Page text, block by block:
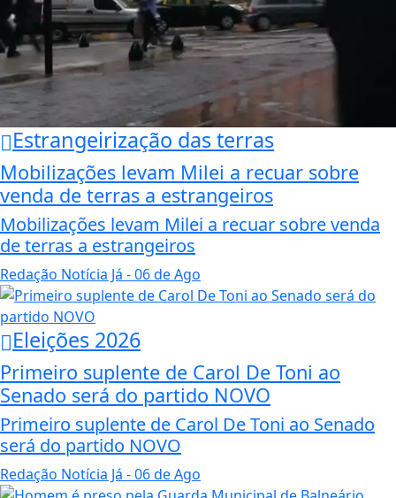
Estrangeirização das terras
Mobilizações levam Milei a recuar sobre
venda de terras a estrangeiros
Mobilizações levam Milei a recuar sobre venda
de terras a estrangeiros
Redação Notícia Já - 06 de Ago
Eleições 2026
Primeiro suplente de Carol De Toni ao
Senado será do partido NOVO
Primeiro suplente de Carol De Toni ao Senado
será do partido NOVO
Redação Notícia Já - 06 de Ago